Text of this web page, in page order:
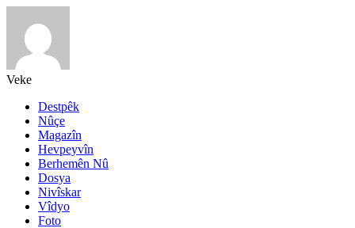
Veke
Destpêk
Nûçe
Magazîn
Hevpeyvîn
Berhemên Nû
Dosya
Nivîskar
Vîdyo
Foto